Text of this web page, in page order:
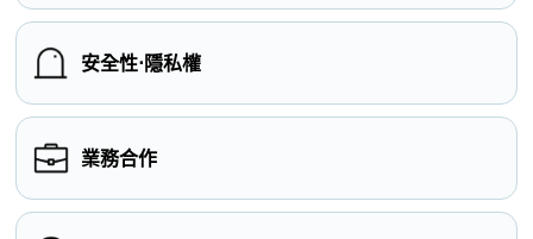
安全性⋅隱私權
業務合作